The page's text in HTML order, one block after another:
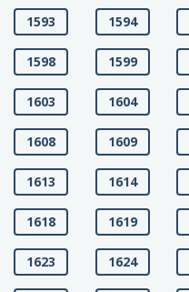
1593 1594
1598 1599
1603 1604
1608 1609
1613 1614
1618 1619
1623 1624